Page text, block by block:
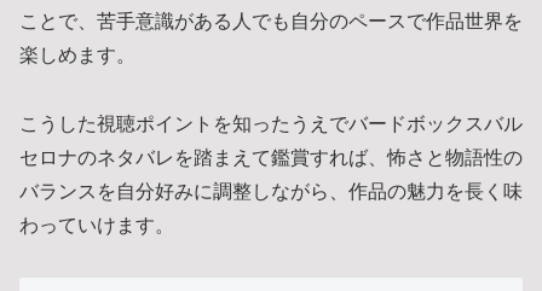
ことで、苦手意識がある人でも自分のペースで作品世界を
楽しめます。
こうした視聴ポイントを知ったうえでバードボックスバル
セロナのネタバレを踏まえて鑑賞すれば、怖さと物語性の
バランスを自分好みに調整しながら、作品の魅力を長く味
わっていけます。